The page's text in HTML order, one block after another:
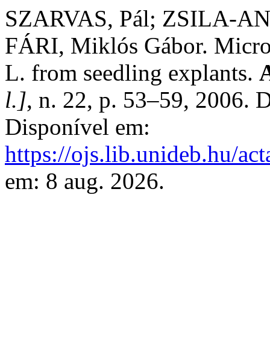
SZARVAS, Pál; ZSILA-
FÁRI, Miklós Gábor.
L. from seedling explants.
l.], n. 22, p. 53–59, 2006.
Disponível em:
https://ojs.lib.unideb.hu/
em: 8 aug. 2026.